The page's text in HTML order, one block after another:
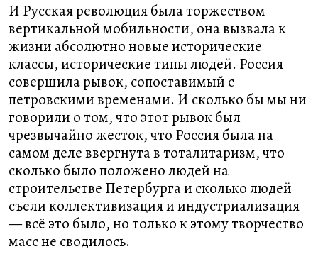
И Русская революция была торжеством
вертикальной мобильности, она вызвала к
жизни абсолютно новые исторические
классы, исторические типы людей. Россия
совершила рывок, сопоставимый с
петровскими временами. И сколько бы мы ни
говорили о том, что этот рывок был
чрезвычайно жесток, что Россия была на
самом деле ввергнута в тоталитаризм, что
сколько было положено людей на
строительстве Петербурга и сколько людей
съели коллективизация и индустриализация
— всё это было, но только к этому творчество
масс не сводилось.